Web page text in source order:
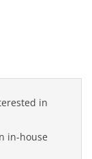
in
in-house